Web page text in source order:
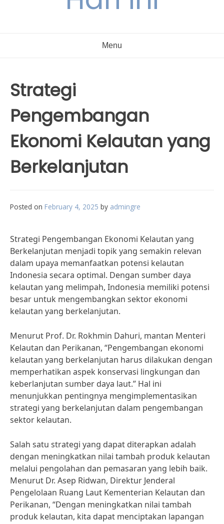
Menu
Strategi
Pengembangan
Ekonomi Kelautan yang
Berkelanjutan
Posted on February 4, 2025 by admingre
Strategi Pengembangan Ekonomi Kelautan yang
Berkelanjutan menjadi topik yang semakin relevan
dalam upaya memanfaatkan potensi kelautan
Indonesia secara optimal. Dengan sumber daya
kelautan yang melimpah, Indonesia memiliki potensi
besar untuk mengembangkan sektor ekonomi
kelautan yang berkelanjutan.
Menurut Prof. Dr. Rokhmin Dahuri, mantan Menteri
Kelautan dan Perikanan, “Pengembangan ekonomi
kelautan yang berkelanjutan harus dilakukan dengan
memperhatikan aspek konservasi lingkungan dan
keberlanjutan sumber daya laut.” Hal ini
menunjukkan pentingnya mengimplementasikan
strategi yang berkelanjutan dalam pengembangan
sektor kelautan.
Salah satu strategi yang dapat diterapkan adalah
dengan meningkatkan nilai tambah produk kelautan
melalui pengolahan dan pemasaran yang lebih baik.
Menurut Dr. Asep Ridwan, Direktur Jenderal
Pengelolaan Ruang Laut Kementerian Kelautan dan
Perikanan, “Dengan meningkatkan nilai tambah
produk kelautan, kita dapat menciptakan lapangan